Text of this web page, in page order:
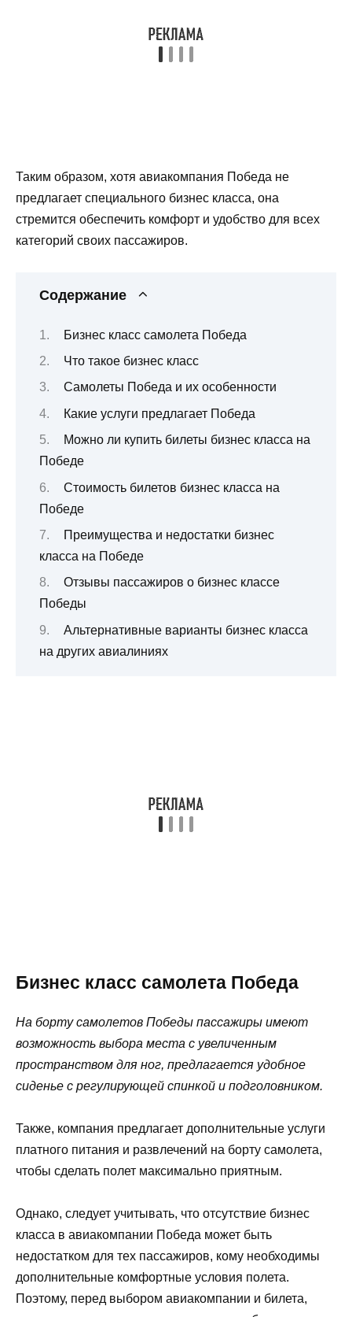
Таким образом, хотя авиакомпания Победа не
предлагает специального бизнес класса, она
стремится обеспечить комфорт и удобство для всех
категорий своих пассажиров.
Содержание
Бизнес класс самолета Победа
Что такое бизнес класс
Самолеты Победа и их особенности
Какие услуги предлагает Победа
Можно ли купить билеты бизнес класса на
Победе
Стоимость билетов бизнес класса на
Победе
Преимущества и недостатки бизнес
класса на Победе
Отзывы пассажиров о бизнес классе
Победы
Альтернативные варианты бизнес класса
на других авиалиниях
Бизнес класс самолета Победа
На борту самолетов Победы пассажиры имеют
возможность выбора места с увеличенным
пространством для ног, предлагается удобное
сиденье с регулирующей спинкой и подголовником.
Также, компания предлагает дополнительные услуги
платного питания и развлечений на борту самолета,
чтобы сделать полет максимально приятным.
Однако, следует учитывать, что отсутствие бизнес
класса в авиакомпании Победа может быть
недостатком для тех пассажиров, кому необходимы
дополнительные комфортные условия полета.
Поэтому, перед выбором авиакомпании и билета,